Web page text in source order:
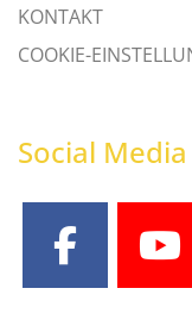
KONTAKT
COOKIE-
Social